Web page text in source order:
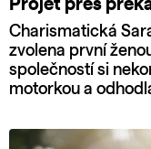
Projet přes
Charismatická
zvolena první
společností si
motorkou a